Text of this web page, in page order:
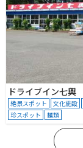
ドライブイン七輿
絶景スポット 文化施設
珍スポット
麺類